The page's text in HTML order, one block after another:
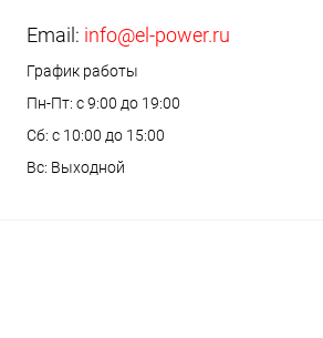
Email: info@el-power.ru
График работы
Пн-Пт: с 9:00 до 19:00
Сб: с 10:00 до 15:00
Вс: Выходной